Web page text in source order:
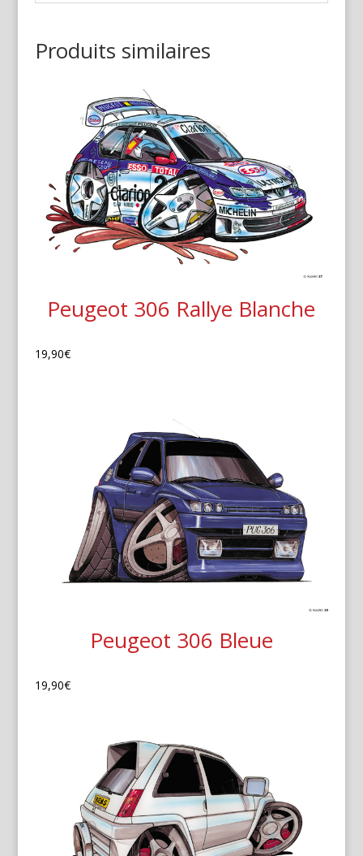
Produits similaires
Peugeot 306 Rallye Blanche
19,90€
Peugeot 306 Bleue
19,90€